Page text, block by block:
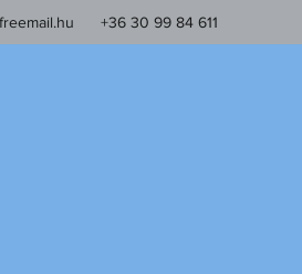
+36 30 99 84 611